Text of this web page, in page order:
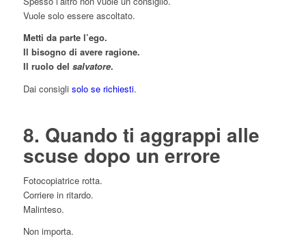
Vuole solo essere ascoltato.
Metti da parte l’ego.
Il bisogno di avere ragione.
Il ruolo del salvatore.
Dai consigli solo se richiesti.
8. Quando ti aggrappi alle
scuse dopo un errore
Fotocopiatrice rotta.
Corriere in ritardo.
Malinteso.
Non importa.